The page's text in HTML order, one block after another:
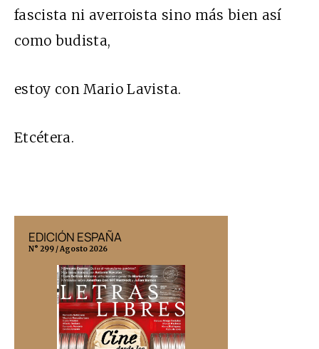
fascista ni averroista sino más bien así
como budista,
estoy con Mario Lavista.
Etcétera.
EDICIÓN ESPAÑA
N° 299 / Agosto 2026